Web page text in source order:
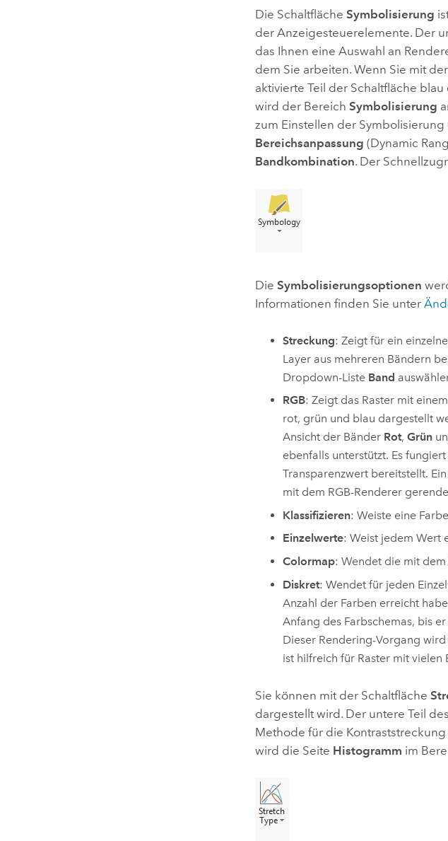
Die SchaltflächeSymbolisierung
der Anzeigesteuerelemente. Der
das Ihnen eine Auswahl an
dem Sie arbeiten. Wenn Sie mit
aktivierte Teil der Schaltfläche
wird der BereichSymbolisierung
zum Einstellen der
Bereichsanpassung (Dynamic
Bandkombination. Der
DieSymbolisierungsoptionen
Informationen finden Sie unter
Streckung: Zeigt für ein
Layer aus mehreren Bändern
Dropdown-Liste Band
RGB: Zeigt das Raster mit
rot, grün und blau dargestellt
Ansicht der Bänder Rot, Grün
ebenfalls unterstützt. Es
Transparenzwert bereitstellt.
mit dem RGB-Renderer
Klassifizieren: Weiste eine
Einzelwerte: Weist jedem Wert
Colormap: Wendet die mit
Diskret: Wendet für jeden
Anzahl der Farben erreicht
Anfang des Farbschemas, bis
Dieser Rendering-Vorgang
ist hilfreich für Raster mit
Sie können mit der Schaltfläche
dargestellt wird. Der untere Teil
Methode für die
wird die Seite Histogramm im